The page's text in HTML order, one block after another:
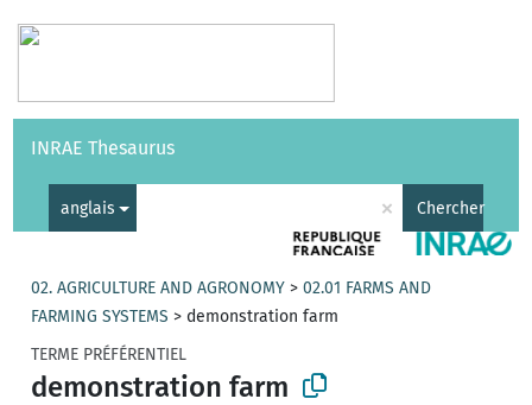
Vocabulaires API
INRAE Thesaurus
anglais × Chercher
02. AGRICULTURE AND AGRONOMY >02.01 FARMS AND
FARMING SYSTEMS > demonstration farm
TERME PRÉFÉRENTIEL
demonstration farm